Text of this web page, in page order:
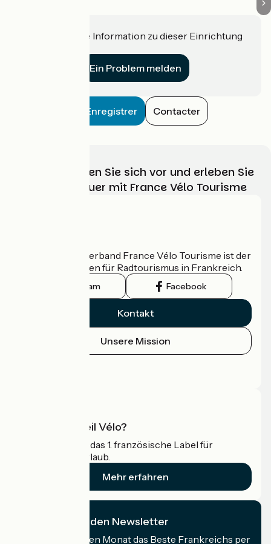
Haben Sie eine Information zu dieser Einrichtung
Ein Problem melden
Enregistrer Contacter
Wählen, bereiten Sie sich vor und erleben Sie
Ihr Radabenteuer mit France Vélo Tourisme
Der nationale Verband France Vélo Tourisme ist der
offizielle Leitfaden für Radtourismus in Frankreich.
Instagram Facebook
Kontakt
Unsere Mission
Was ist Accueil Vélo?
Accueil Vélo ist das 1. französische Label für
Radfahrer im Urlaub.
Mehr erfahren
Ich abonniere den Newsletter
Erhalten Sie jeden Monat das Beste Frankreichs per